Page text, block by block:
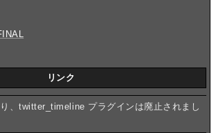
リンク
、twitter_timeline プラグインは廃止されまし